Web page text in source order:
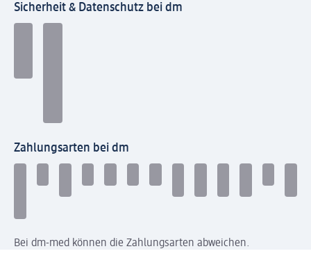
Sicherheit & Datenschutz bei dm
Zahlungsarten bei dm
Bei dm-med können die Zahlungsarten abweichen.